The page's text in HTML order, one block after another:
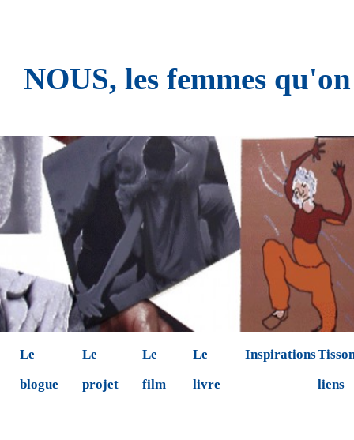
NOUS, les femmes
Le
blogue
Le
projet
Le
film
Le
livre
Inspirations
liens